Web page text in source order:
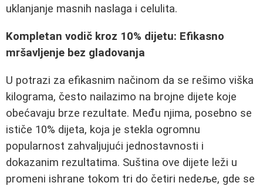
uklanjanje masnih naslaga i celulita.
Kompletan vodič kroz 10% dijetu: Efikasno
mršavljenje bez gladovanja
U potrazi za efikasnim načinom da se rešimo viška
kilograma, često nailazimo na brojne dijete koje
obećavaju brze rezultate. Među njima, posebno se
ističe 10% dijeta, koja je stekla ogromnu
popularnost zahvaljujući jednostavnosti i
dokazanim rezultatima. Suština ove dijete leži u
promeni ishrane tokom tri do četiri nedeље, gde se